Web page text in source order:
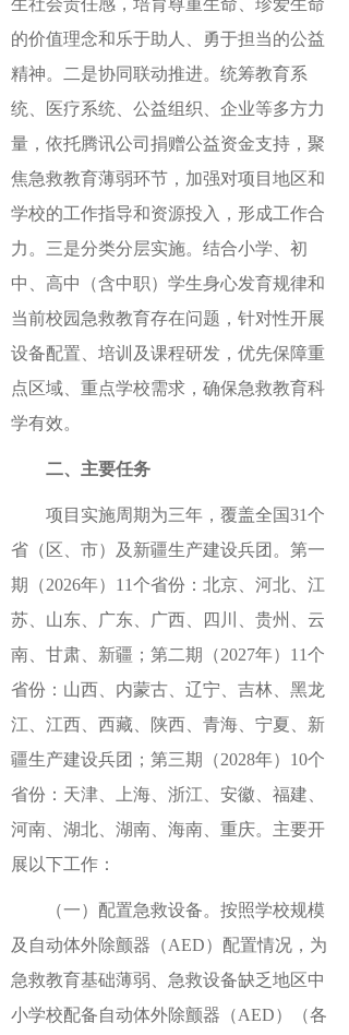
生社会责任感，培育尊重生命、珍爱生命
的价值理念和乐于助人、勇于担当的公益
精神。二是协同联动推进。统筹教育系
统、医疗系统、公益组织、企业等多方力
量，依托腾讯公司捐赠公益资金支持，聚
焦急救教育薄弱环节，加强对项目地区和
学校的工作指导和资源投入，形成工作合
力。三是分类分层实施。结合小学、初
中、高中（含中职）学生身心发育规律和
当前校园急救教育存在问题，针对性开展
设备配置、培训及课程研发，优先保障重
点区域、重点学校需求，确保急救教育科
学有效。
二、主要任务
项目实施周期为三年，覆盖全国31个
省（区、市）及新疆生产建设兵团。第一
期（2026年）11个省份：北京、河北、江
苏、山东、广东、广西、四川、贵州、云
南、甘肃、新疆；第二期（2027年）11个
省份：山西、内蒙古、辽宁、吉林、黑龙
江、江西、西藏、陕西、青海、宁夏、新
疆生产建设兵团；第三期（2028年）10个
省份：天津、上海、浙江、安徽、福建、
河南、湖北、湖南、海南、重庆。主要开
展以下工作：
（一）配置急救设备。按照学校规模
及自动体外除颤器（AED）配置情况，为
急救教育基础薄弱、急救设备缺乏地区中
小学校配备自动体外除颤器（AED）（各